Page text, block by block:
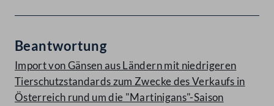
Beantwortung
Import von Gänsen aus Ländern mit niedrigeren
Tierschutzstandards zum Zwecke des Verkaufs in
Österreich rund um die "Martinigans"-Saison